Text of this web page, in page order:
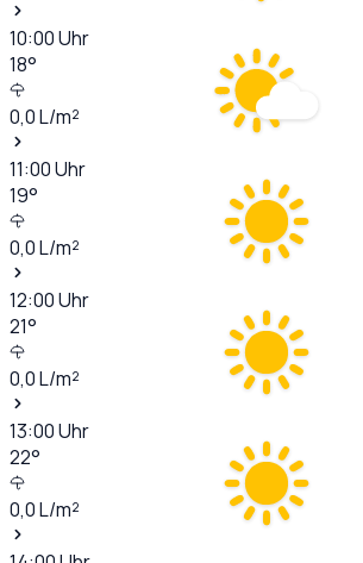
10:00Uhr
18°
0,0L/m²
11:00Uhr
19°
0,0L/m²
12:00Uhr
21°
0,0L/m²
13:00Uhr
22°
0,0L/m²